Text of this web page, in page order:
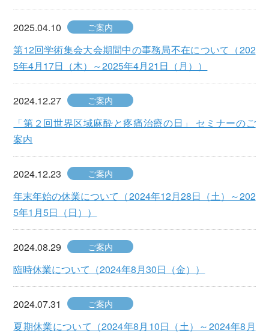
2025.04.10 ご案内
第12回学術集会大会期間中の事務局不在について（202
5年4月17日（木）～2025年4月21日（月））
2024.12.27 ご案内
「第２回世界区域麻酔と疼痛治療の日」 セミナーのご
案内
2024.12.23 ご案内
年末年始の休業について（2024年12月28日（土）～202
5年1月5日（日））
2024.08.29 ご案内
臨時休業について（2024年8月30日（金））
2024.07.31 ご案内
夏期休業について（2024年8月10日（土）～2024年8月